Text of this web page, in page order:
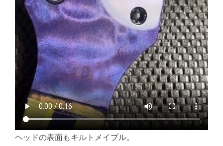
ヘッドの表面もキルトメイプル。